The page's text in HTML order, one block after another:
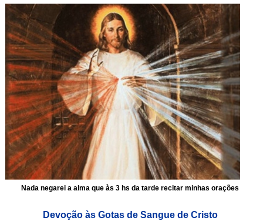
Nada negarei a alma que às 3 hs da tarde recitar minhas orações
Devoção às Gotas de Sangue de Cristo